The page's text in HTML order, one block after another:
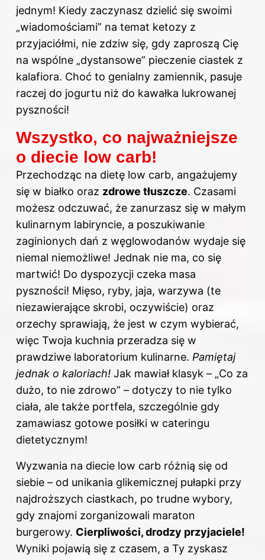
jednym! Kiedy zaczynasz dzielić się swoimi
„wiadomościami” na temat ketozy z
przyjaciółmi, nie zdziw się, gdy zaproszą Cię
na wspólne „dystansowe” pieczenie ciastek z
kalafiora. Choć to genialny zamiennik, pasuje
raczej do jogurtu niż do kawałka lukrowanej
pyszności!
Wszystko, co najważniejsze
o diecie low carb!
Przechodząc na dietę low carb, angażujemy
się w białko oraz zdrowe tłuszcze. Czasami
możesz odczuwać, że zanurzasz się w małym
kulinarnym labiryncie, a poszukiwanie
zaginionych dań z węglowodanów wydaje się
niemal niemożliwe! Jednak nie ma, co się
martwić! Do dyspozycji czeka masa
pyszności! Mięso, ryby, jaja, warzywa (te
niezawierające skrobi, oczywiście) oraz
orzechy sprawiają, że jest w czym wybierać,
więc Twoja kuchnia przeradza się w
prawdziwe laboratorium kulinarne. Pamiętaj
jednak o kaloriach! Jak mawiał klasyk – „Co za
dużo, to nie zdrowo” – dotyczy to nie tylko
ciała, ale także portfela, szczególnie gdy
zamawiasz gotowe posiłki w cateringu
dietetycznym!
Wyzwania na diecie low carb różnią się od
siebie – od unikania glikemicznej pułapki przy
najdroższych ciastkach, po trudne wybory,
gdy znajomi zorganizowali maraton
burgerowy. Cierpliwości, drodzy przyjaciele!
Wyniki pojawią się z czasem, a Ty zyskasz